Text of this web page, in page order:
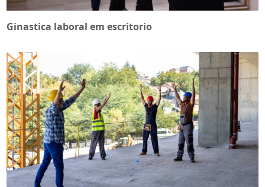
Ginastica laboral em escritorio